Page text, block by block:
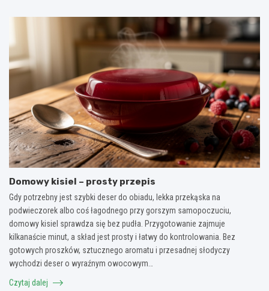
Domowy kisiel – prosty przepis
Gdy potrzebny jest szybki deser do obiadu, lekka przekąska na
podwieczorek albo coś łagodnego przy gorszym samopoczuciu,
domowy kisiel sprawdza się bez pudła. Przygotowanie zajmuje
kilkanaście minut, a skład jest prosty i łatwy do kontrolowania. Bez
gotowych proszków, sztucznego aromatu i przesadnej słodyczy
wychodzi deser o wyraźnym owocowym…
Czytaj dalej